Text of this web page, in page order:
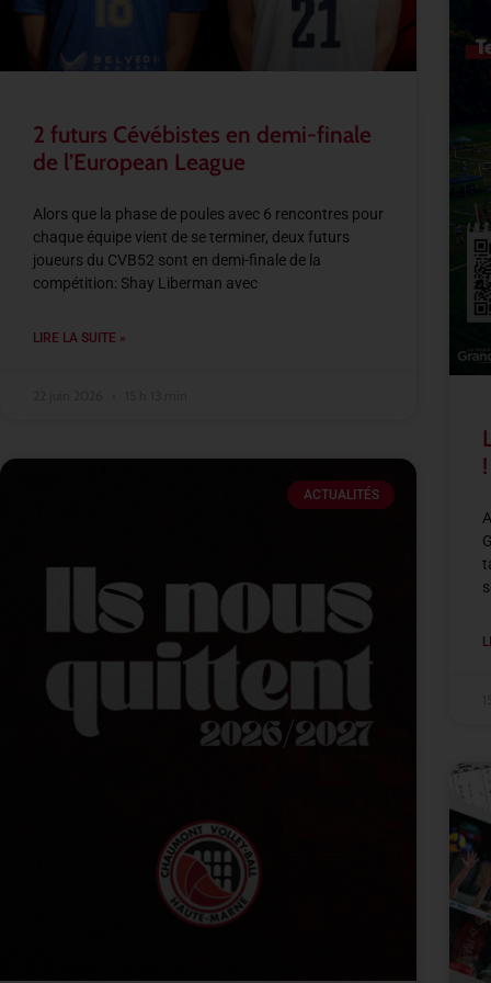
2 futurs Cévébistes en demi-finale
de l’European League
Alors que la phase de poules avec 6 rencontres pour
chaque équipe vient de se terminer, deux futurs
joueurs du CVB52 sont en demi-finale de la
compétition: Shay Liberman avec
LIRE LA SUITE »
!
ACTUALITÉS